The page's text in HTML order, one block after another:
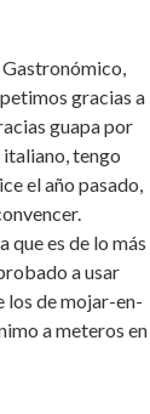
Gastronómico,
gracias a
guapa por
italiano, tengo
el año pasado,
que es de lo más
a usar
los de mojar-en-
a meteros en